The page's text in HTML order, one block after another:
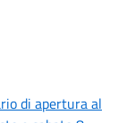
di apertura al